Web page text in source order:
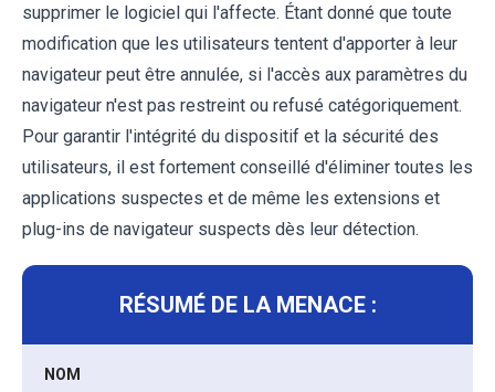
supprimer le logiciel qui l'affecte. Étant donné que toute
modification que les utilisateurs tentent d'apporter à leur
navigateur peut être annulée, si l'accès aux paramètres du
navigateur n'est pas restreint ou refusé catégoriquement.
Pour garantir l'intégrité du dispositif et la sécurité des
utilisateurs, il est fortement conseillé d'éliminer toutes les
applications suspectes et de même les extensions et
plug-ins de navigateur suspects dès leur détection.
RÉSUMÉ DE LA MENACE :
NOM